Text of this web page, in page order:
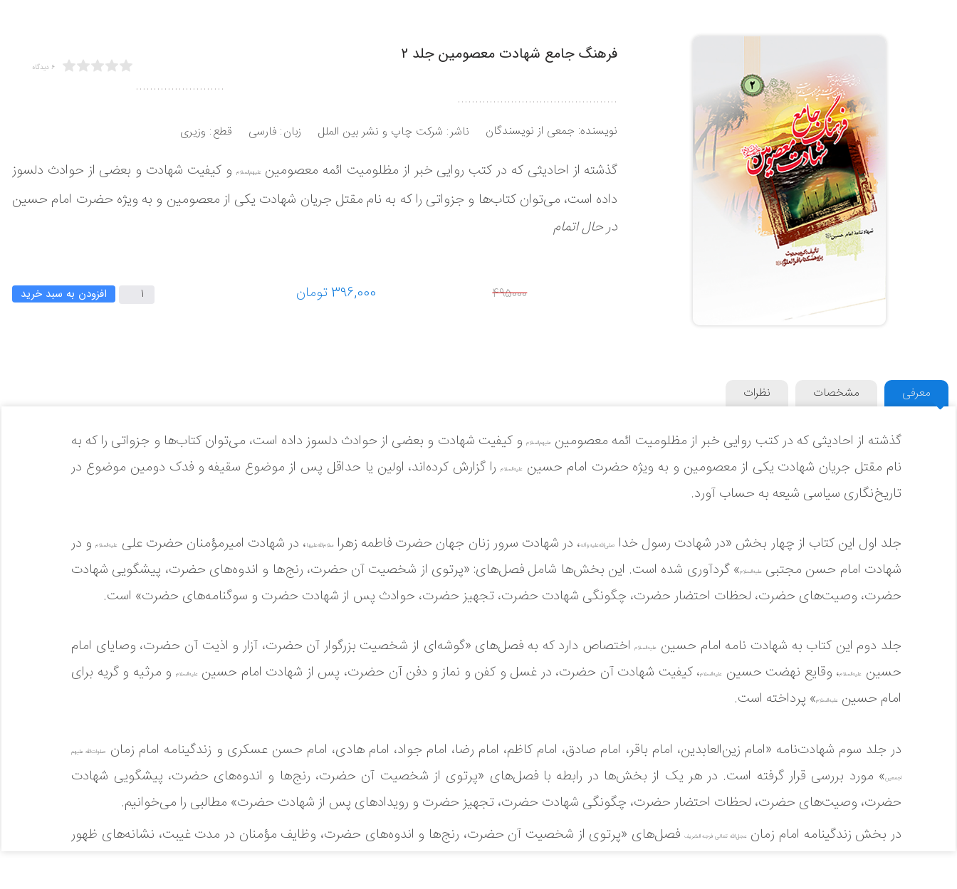
فرهنگ جامع شهادت معصومین جلد 2
6 دیدگاه
.........................
.............................................
نویسنده: جمعی از نویسندگان ناشر شرکت چاپ و نشر بین الملل زبان فارسی قطع وزیری
گذشته از احادیثی که در کتب روایی خبر از مظلومیت ائمه معصومین علیهم‌السلام و کیفیت شهادت و بعضی از حوادث دلسوز
داده است، می‌توان کتاب‌ها و جزواتی را که به نام مقتل جریان شهادت یکی از معصومین و به ویژه حضرت امام حسین
در حال اتمام
افزودن به سبد خرید
معرفی مشخصات نظرات
گذشته از احادیثی که در کتب روایی خبر از مظلومیت ائمه معصومین علیهم‌السلام و کیفیت شهادت و بعضی از حوادث دلسوز داده است، می‌توان کتاب‌ها و جزواتی را که به
نام مقتل جریان شهادت یکی از معصومین و به ویژه حضرت امام حسین
علیه‌السلام را گزارش کرده‌اند، اولین یا حداقل پس از موضوع سقیفه و فدک دومین موضوع در
تاریخ‌نگاری سیاسی شیعه به حساب آورد.
جلد اول این کتاب از چهار بخش «در شهادت رسول خدا صلی‌الله‌علیه‌وآله، در شهادت سرور زنان جهان حضرت فاطمه زهرا سلام‌الله‌علیها، در شهادت امیرمؤمنان حضرت علی علیه‌السلامو در
شهادت امام حسن مجتبی علیه‌السلام» گردآوری شده است. این بخش‌ها شامل فصل‌های: «پرتوی از شخصیت آن حضرت، رنج‌ها و اندوه‌های حضرت، پیشگویی شهادت
حضرت، وصیت‌های حضرت، لحظات احتضار حضرت، چگونگی شهادت حضرت، تجهیز حضرت، حوادث پس از شهادت حضرت و سوگنامه‌های حضرت» است.
جلد دوم این کتاب به شهادت نامه امام حسین علیه‌السلاماختصاص دارد که به فصل‌های «گوشه‌ای از شخصیت بزرگوار آن حضرت، آزار و اذیت آن حضرت، وصایای امام
حسین
علیه‌السلام، وقایع نهضت حسین علیه‌السلام، کیفیت شهادت آن حضرت، در غسل و کفن و نماز و دفن آن حضرت، پس از شهادت امام حسین علیه‌السلام و مرثیه و گریه برای
امام حسین علیه‌السلام» پرداخته است.
در جلد سوم شهادت‌نامه «امام زین‌العابدین، امام باقر، امام صادق، امام کاظم، امام رضا، امام جواد، امام هادی، امام حسن عسکری و زندگینامه امام زمان صلوات‌الله علیهم
اجمعین» مورد بررسی قرار گرفته است. در هر یک از بخش‌ها در رابطه با فصل‌های «پرتوی از شخصیت آن حضرت، رنج‌ها و اندوه‌های حضرت، پیشگویی شهادت
حضرت، وصیت‌های حضرت، لحظات احتضار حضرت، چگونگی شهادت حضرت، تجهیز حضرت و رویدادهای پس از شهادت حضرت» مطالبی را می‌خوانیم.
در بخش زندگینامه امام زمان عجل‌الله تعالی فرجه الشریف فصل‌های «پرتوی از شخصیت آن حضرت، رنج‌ها و اندوه‌های حضرت، وظایف مؤمنان در مدت غیبت، نشانه‌های ظهور
در حال حاضر هیچ نظری برای این محصول وجود ندارد.
لطفاً انتقادات و پیشنهادات خود را ارسال نمایید.